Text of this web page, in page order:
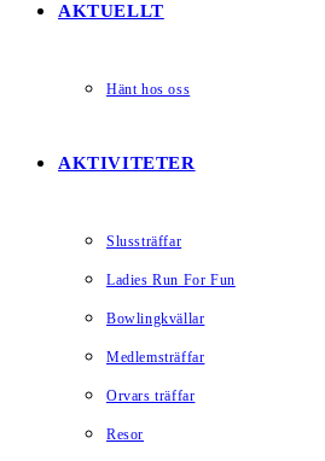
AKTUELLT
Hänt hos oss
AKTIVITETER
Slussträffar
Ladies Run For Fun
Bowlingkvällar
Medlemsträffar
Orvars träffar
Resor